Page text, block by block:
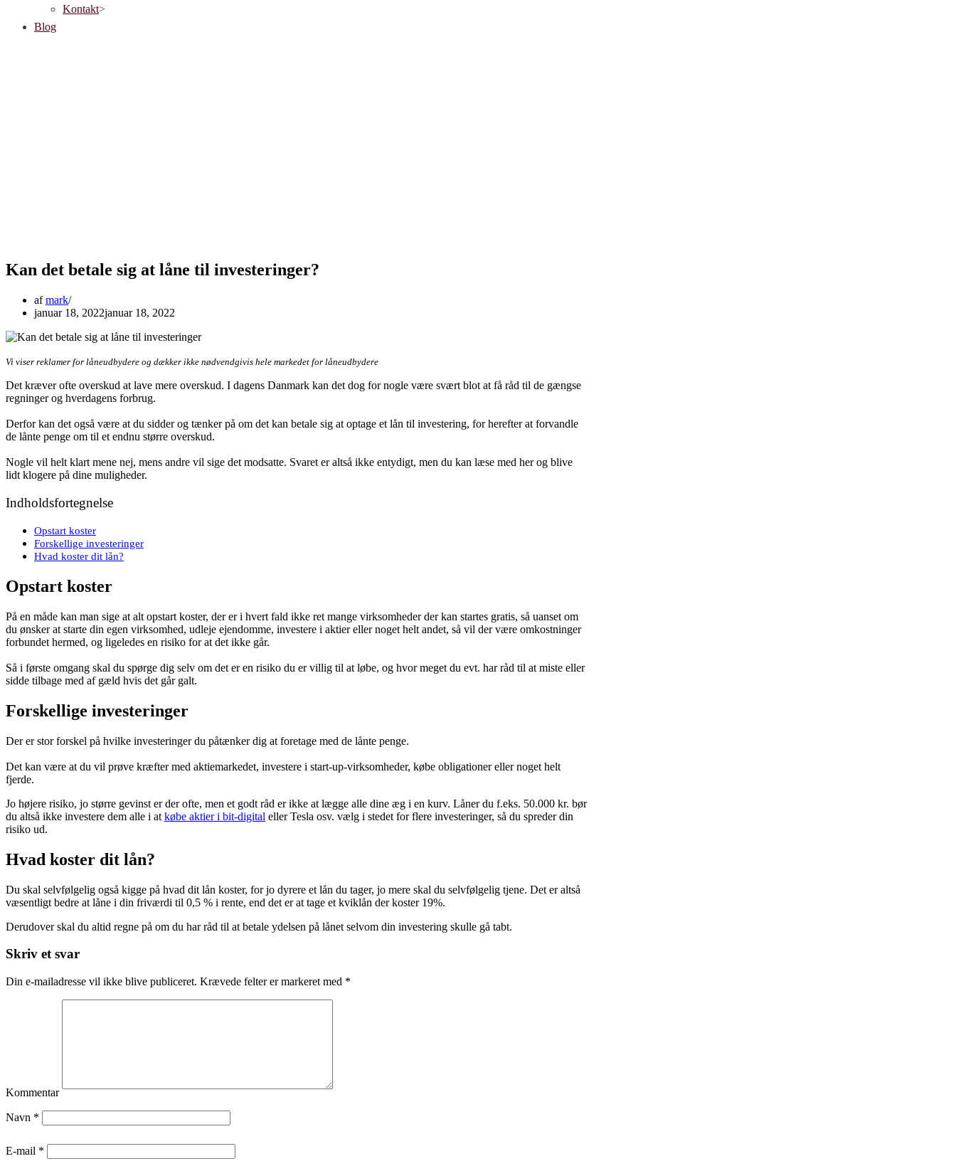
Kontakt>
Blog
Kan det betale sig at låne til investeringer?
afmark
januar 18, 2022januar 18, 2022
Vi viser reklamer for låneudbydere og dækker ikke nødvendgivis hele markedet for låneudbydere
Det kræver ofte overskud at lave mere overskud. I dagens Danmark kan det dog for nogle være svært blot at få råd til de gængse
regninger og hverdagens forbrug.
Derfor kan det også være at du sidder og tænker på om det kan betale sig at optage et lån til investering, for herefter at forvandle
de lånte penge om til et endnu større overskud.
Nogle vil helt klart mene nej, mens andre vil sige det modsatte. Svaret er altså ikke entydigt, men du kan læse med her og blive
lidt klogere på dine muligheder.
Indholdsfortegnelse
Opstart koster
Forskellige investeringer
Hvad koster dit lån?
Opstart koster
På en måde kan man sige at alt opstart koster, der er i hvert fald ikke ret mange virksomheder der kan startes gratis, så uanset om
du ønsker at starte din egen virksomhed, udleje ejendomme, investere i aktier eller noget helt andet, så vil der være omkostninger
forbundet hermed, og ligeledes en risiko for at det ikke går.
Så i første omgang skal du spørge dig selv om det er en risiko du er villig til at løbe, og hvor meget du evt. har råd til at miste eller
sidde tilbage med af gæld hvis det går galt.
Forskellige investeringer
Der er stor forskel på hvilke investeringer du påtænker dig at foretage med de lånte penge.
Det kan være at du vil prøve kræfter med aktiemarkedet, investere i start-up-virksomheder, købe obligationer eller noget helt
fjerde.
Jo højere risiko, jo større gevinst er der ofte, men et godt råd er ikke at lægge alle dine æg i en kurv. Låner du f.eks. 50.000 kr. bør
du altså ikke investere dem alle i at købe aktier i bit-digital eller Tesla osv. vælg i stedet for flere investeringer, så du spreder din
risiko ud.
Hvad koster dit lån?
Du skal selvfølgelig også kigge på hvad dit lån koster, for jo dyrere et lån du tager, jo mere skal du selvfølgelig tjene. Det er altså
væsentligt bedre at låne i din friværdi til 0,5 % i rente, end det er at tage et kviklån der koster 19%.
Derudover skal du altid regne på om du har råd til at betale ydelsen på lånet selvom din investering skulle gå tabt.
Skriv et svar
Din e-mailadresse vil ikke blive publiceret. Krævede felter er markeret med *
Kommentar
Navn *
E-mail *